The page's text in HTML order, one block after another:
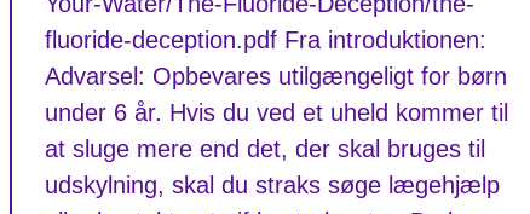
fluoride-deception.pdf Fra introduktionen:
Advarsel: Opbevares utilgængeligt for børn
under 6 år. Hvis du ved et uheld kommer til
at sluge mere end det, der skal bruges til
udskylning, skal du straks søge lægehjælp